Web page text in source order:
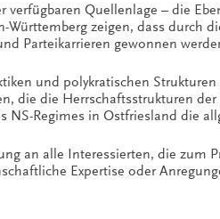
Quellenlage – die
zeigen, dass durch
Parteikarrieren gewonnen
und polykratischen
die die Herrschaftsstrukturen
NS-Regimes in Ostfriesland die
an alle Interessierten, die zum
Expertise oder